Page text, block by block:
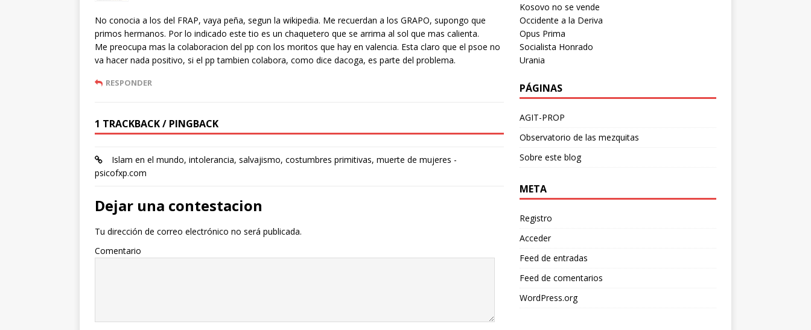
No conocia a los del FRAP, vaya peña, segun la wikipedia. Me recuerdan a los GRAPO, supongo que
primos hermanos. Por lo indicado este tio es un chaquetero que se arrima al sol que mas calienta.
Me preocupa mas la colaboracion del pp con los moritos que hay en valencia. Esta claro que el psoe no
va hacer nada positivo, si el pp tambien colabora, como dice dacoga, es parte del problema.
RESPONDER
1 TRACKBACK / PINGBACK
Islam en el mundo, intolerancia, salvajismo, costumbres primitivas, muerte de mujeres -
psicofxp.com
Dejar una contestacion
Tu dirección de correo electrónico no será publicada.
Comentario
Kosovo no se vende
Occidente a la Deriva
Opus Prima
Socialista Honrado
Urania
PÁGINAS
AGIT-PROP
Observatorio de las mezquitas
Sobre este blog
META
Registro
Acceder
Feed de entradas
Feed de comentarios
WordPress.org